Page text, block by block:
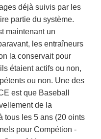
déjà suivis par les
partie du système.
maintenant un
les entraîneurs
la conservait pour
étaient actifs ou non,
ou non. Une des
est que Baseball
de la
tous les 5 ans (20 oints
pour Compétion -